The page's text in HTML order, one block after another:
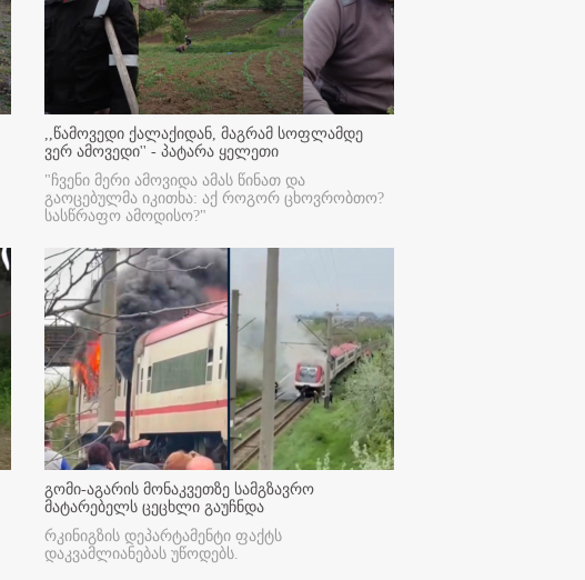
,,წამოვედი ქალაქიდან, მაგრამ სოფლამდე
ვერ ამოვედი'' - პატარა ყელეთი
"ჩვენი მერი ამოვიდა ამას წინათ და
გაოცებულმა იკითხა: აქ როგორ ცხოვრობთო?
სასწრაფო ამოდისო?"
გომი-აგარის მონაკვეთზე სამგზავრო
მატარებელს ცეცხლი გაუჩნდა
რკინიგზის დეპარტამენტი ფაქტს
დაკვამლიანებას უწოდებს.